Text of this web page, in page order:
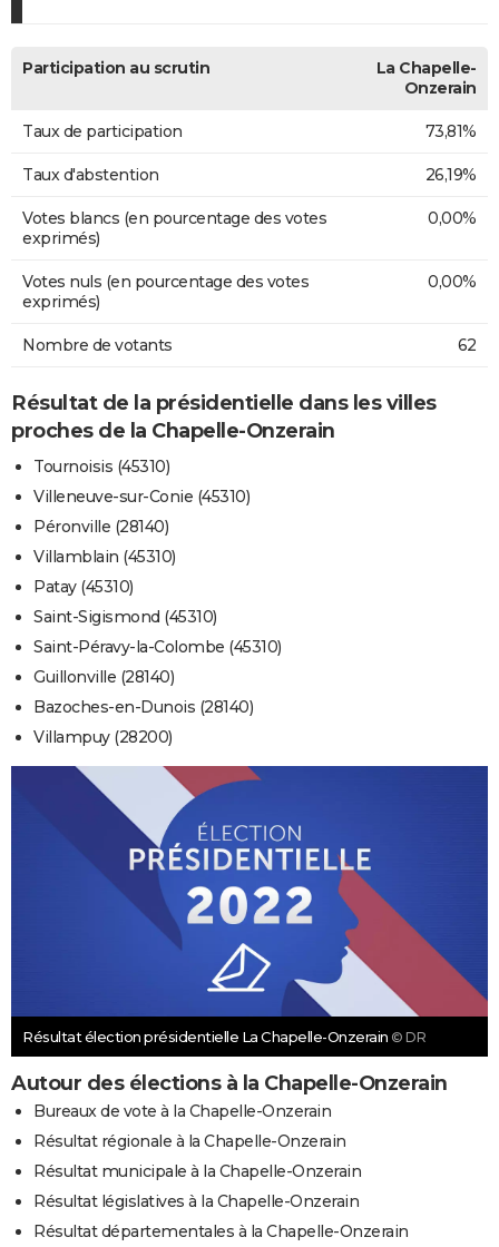
Participation au scrutin
La Chapelle-
Onzerain
Taux de participation 73,81%
Taux d'abstention 26,19%
Votes blancs (en pourcentage des votes
exprimés)
0,00%
Votes nuls (en pourcentage des votes
exprimés)
0,00%
Nombre de votants 62
Résultat de la présidentielle dans les villes
proches de la Chapelle-Onzerain
Tournoisis (45310)
Villeneuve-sur-Conie (45310)
Péronville (28140)
Villamblain (45310)
Patay (45310)
Saint-Sigismond (45310)
Saint-Péravy-la-Colombe (45310)
Guillonville (28140)
Bazoches-en-Dunois (28140)
Villampuy (28200)
Résultat élection présidentielle La Chapelle-Onzerain © DR
Autour des élections à la Chapelle-Onzerain
Bureaux de vote à la Chapelle-Onzerain
Résultat régionale à la Chapelle-Onzerain
Résultat municipale à la Chapelle-Onzerain
Résultat législatives à la Chapelle-Onzerain
Résultat départementales à la Chapelle-Onzerain